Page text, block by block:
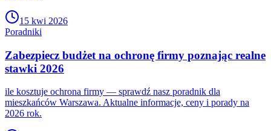
15 kwi 2026
Poradniki
Zabezpiecz budżet na ochronę firmy poznając realne
stawki 2026
ile kosztuje ochrona firmy — sprawdź nasz poradnik dla
mieszkańców Warszawa. Aktualne informacje, ceny i porady na
2026 rok.